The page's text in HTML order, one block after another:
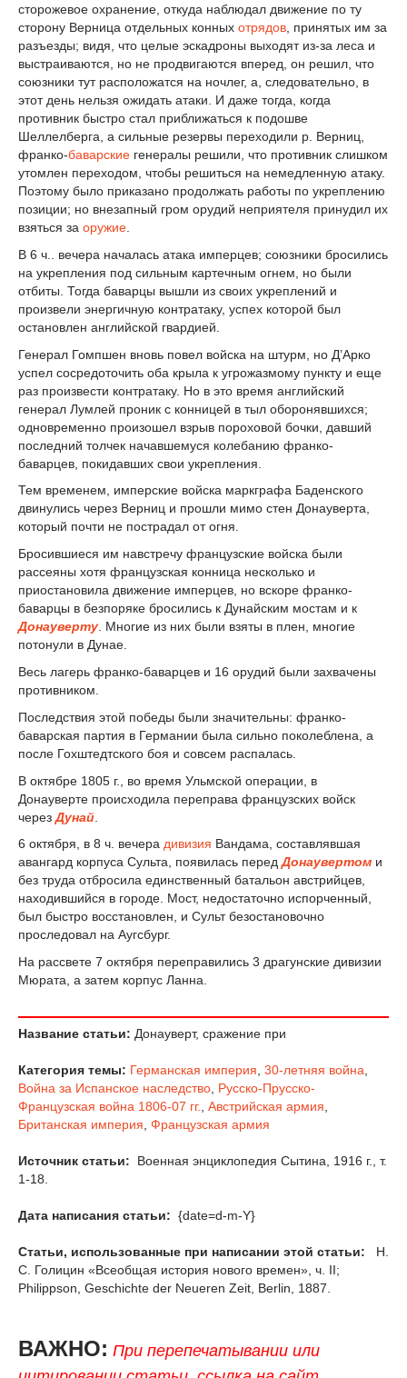
сторожевое охранение, откуда наблюдал движение по ту
сторону Верница отдельных конных отрядов , принятых им за
разъезды; видя, что целые эскадроны выходят из-за леса и
выстраиваются, но не продвигаются вперед, он решил, что
союзники тут расположатся на ночлег, а, следовательно, в
этот день нельзя ожидать атаки. И даже тогда, когда
противник быстро стал приближаться к подошве
Шеллелберга, а сильные резервы переходили р. Верниц,
франко-баварские генералы решили, что противник слишком
утомлен переходом, чтобы решиться на немедленную атаку.
Поэтому было приказано продолжать работы по укреплению
позиции; но внезапный гром орудий неприятеля принудил их
взяться за оружие
В 6 ч.. вечера началась атака имперцев; союзники бросились
на укрепления под сильным картечным огнем, но были
отбиты. Тогда баварцы вышли из своих укреплений и
произвели энергичную контратаку, успех которой был
остановлен английской гвардией.
Генерал Гомпшен вновь повел войска на штурм, но Д’Арко
успел сосредоточить оба крыла к угрожазмому пункту и еще
раз произвести контратаку. Но в это время английский
генерал Лумлей проник с конницей в тыл оборонявшихся;
одновременно произошел взрыв пороховой бочки, давший
последний толчек начавшемуся колебанию франко-
баварцев, покидавших свои укрепления.
Тем временем, имперские войска маркграфа Баденского
двинулись через Верниц и прошли мимо стен Донауверта,
который почти не пострадал от огня.
Бросившиеся им навстречу французские войска были
рассеяны хотя французская конница несколько и
приостановила движение имперцев, но вскоре франко-
баварцы в безпоряке бросились к Дунайским мостам и к
Донауверту. Многие из них были взяты в плен, многие
потонули в Дунае.
Весь лагерь франко-баварцев и 16 орудий были захвачены
противником.
Последствия этой победы были значительны: франко-
баварская партия в Германии была сильно поколеблена, а
после Гохштедтского боя и совсем распалась.
В октябре 1805 г., во время Ульмской операции, в
Донауверте происходила переправа французских войск
черезДунай
6 октября, в 8 ч. вечера дивизия Вандама, составлявшая
авангард корпуса Сульта, появилась передДонаувертом и
без труда отбросила единственный батальон австрийцев,
находившийся в городе. Мост, недостаточно испорченный,
был быстро восстановлен, и Сульт безостановочно
проследовал на Аугсбург.
На рассвете 7 октября переправились 3 драгунские дивизии
Мюрата, а затем корпус Ланна.
Название статьи: Донауверт, сражение при
Категория темы: Германская империя 30-летняя война
Война за Испанское наследство Русско-Прусско-
Французская война 1806-07 гг.
Австрийская армия
Британская империя Французская армия
Источник статьи:
Военная энциклопедия Сытина, 1916 г., т.
1-18.
Дата написания статьи: {date=d-m-Y}
Статьи, использованные при написании этой статьи:
Н.
С. Голицин «Всеобщая история нового времен», ч. II;
Philippson, Geschichte der Neueren Zeit, Berlin, 1887.
ВАЖНО: При перепечатывании или